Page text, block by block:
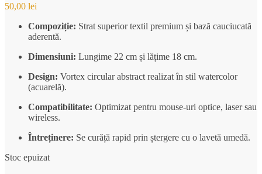
50,00 lei
Compoziție: Strat superior textil premium și bază cauciucată
aderentă.
Dimensiuni: Lungime 22 cm și lățime 18 cm.
Design: Vortex circular abstract realizat în stil watercolor
(acuarelă).
Compatibilitate: Optimizat pentru mouse-uri optice, laser sau
wireless.
Întreținere: Se curăță rapid prin ștergere cu o lavetă umedă.
Stoc epuizat